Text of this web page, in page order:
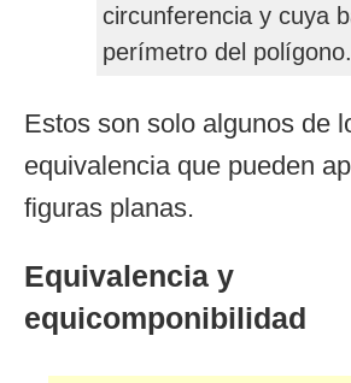
circunferencia y cuya
perímetro del polígono.
Estos son solo algunos de
equivalencia que pueden
figuras planas.
Equivalencia y
equicomponibilidad